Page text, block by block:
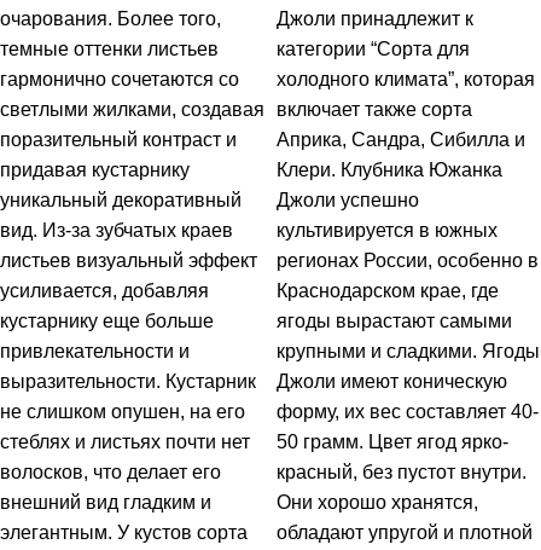
очарования. Более того,
темные оттенки листьев
гармонично сочетаются со
светлыми жилками, создавая
поразительный контраст и
придавая кустарнику
уникальный декоративный
вид. Из-за зубчатых краев
листьев визуальный эффект
усиливается, добавляя
кустарнику еще больше
привлекательности и
выразительности. Кустарник
не слишком опушен, на его
стеблях и листьях почти нет
волосков, что делает его
внешний вид гладким и
элегантным. У кустов сорта
Джоли принадлежит к
категории “Сорта для
холодного климата”, которая
включает также сорта
Априка, Сандра, Сибилла и
Клери. Клубника Южанка
Джоли успешно
культивируется в южных
регионах России, особенно в
Краснодарском крае, где
ягоды вырастают самыми
крупными и сладкими. Ягоды
Джоли имеют коническую
форму, их вес составляет 40-
50 грамм. Цвет ягод ярко-
красный, без пустот внутри.
Они хорошо хранятся,
обладают упругой и плотной